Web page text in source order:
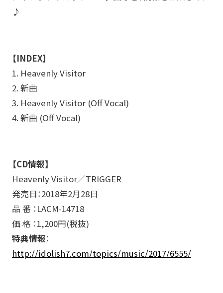
♪
【INDEX】
1. Heavenly Visitor
2. 新曲
3. Heavenly Visitor (Off Vocal)
4. 新曲 (Off Vocal)
【CD情報】
Heavenly Visitor／TRIGGER
発売日：2018年2月28日
品 番 ：LACM-14718
価 格 ：1,200円(税抜)
特典情報：
http://idolish7.com/topics/music/2017/6555/